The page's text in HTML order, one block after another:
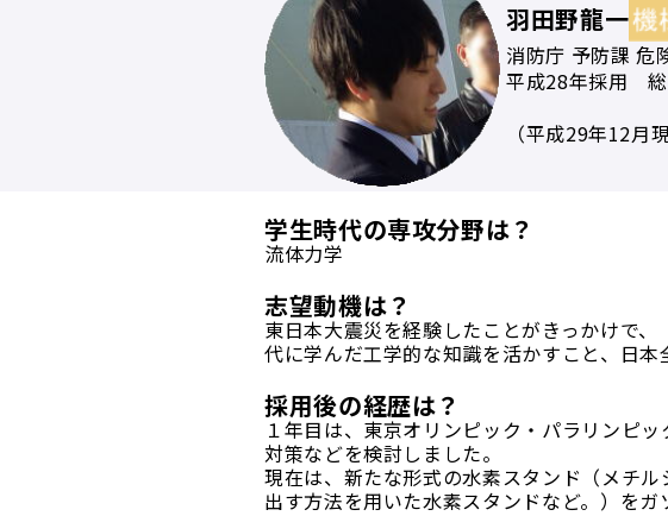
羽田野龍一
消防庁 予防課 危
平成28年採用 総
（平成29年12月現
学生時代の専攻分野は？
流体力学
志望動機は？
東日本大震災を経験したことがきっかけで
代に学んだ工学的な知識を活かすこと、日
採用後の経歴は？
１年目は、東京オリンピック・パラリンピ
対策などを検討しました。
現在は、新たな形式の水素スタンド（メチ
出す方法を用いた水素スタンドなど。）を